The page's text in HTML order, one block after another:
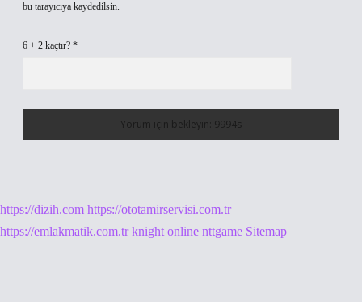
bu tarayıcıya kaydedilsin.
6 + 2 kaçtır? *
https://dizih.com https://ototamirservisi.com.tr
https://emlakmatik.com.tr knight online nttgame Sitemap